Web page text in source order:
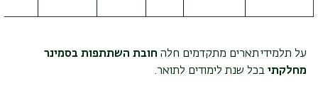
על תלמידי תארים מתקדמים חלה חובת השתתפות בסמינר
מחלקתי בכל שנת לימודים לתואר.